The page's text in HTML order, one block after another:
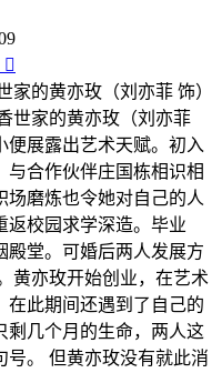

的黄亦玫（刘亦菲 饰）
家的黄亦玫（刘亦菲
便展露出艺术天赋。初入
与合作伙伴庄国栋相识相
场磨炼也令她对自己的人
返校园求学深造。毕业
殿堂。可婚后两人发展方
黄亦玫开始创业，在艺术
在此期间还遇到了自己的
剩几个月的生命，两人这
号。 但黄亦玫没有就此消